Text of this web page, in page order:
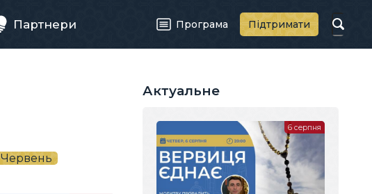
Партнери Програма Підтримати
Червень
Актуальне
6 серпня